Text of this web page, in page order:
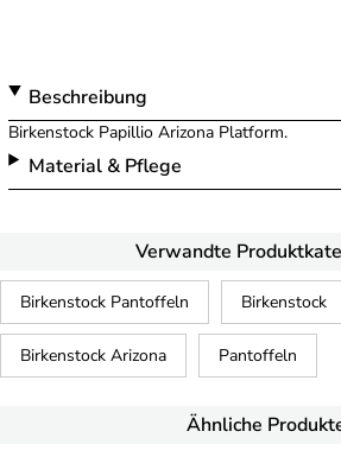
Beschreibung
Birkenstock Papillio Arizona Platform.
Material & Pflege
Verwandte
Birkenstock Pantoffeln Birkenstock
Birkenstock Arizona Pantoffeln
Ähnliche